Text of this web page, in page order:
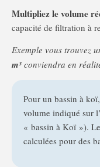
Multipliez le volume
capacité de filtration à
Exemple vous trouvez
m³ conviendra en
Pour un bassin à
volume indiqué sur
« bassin à Koï »).
calculées pour des